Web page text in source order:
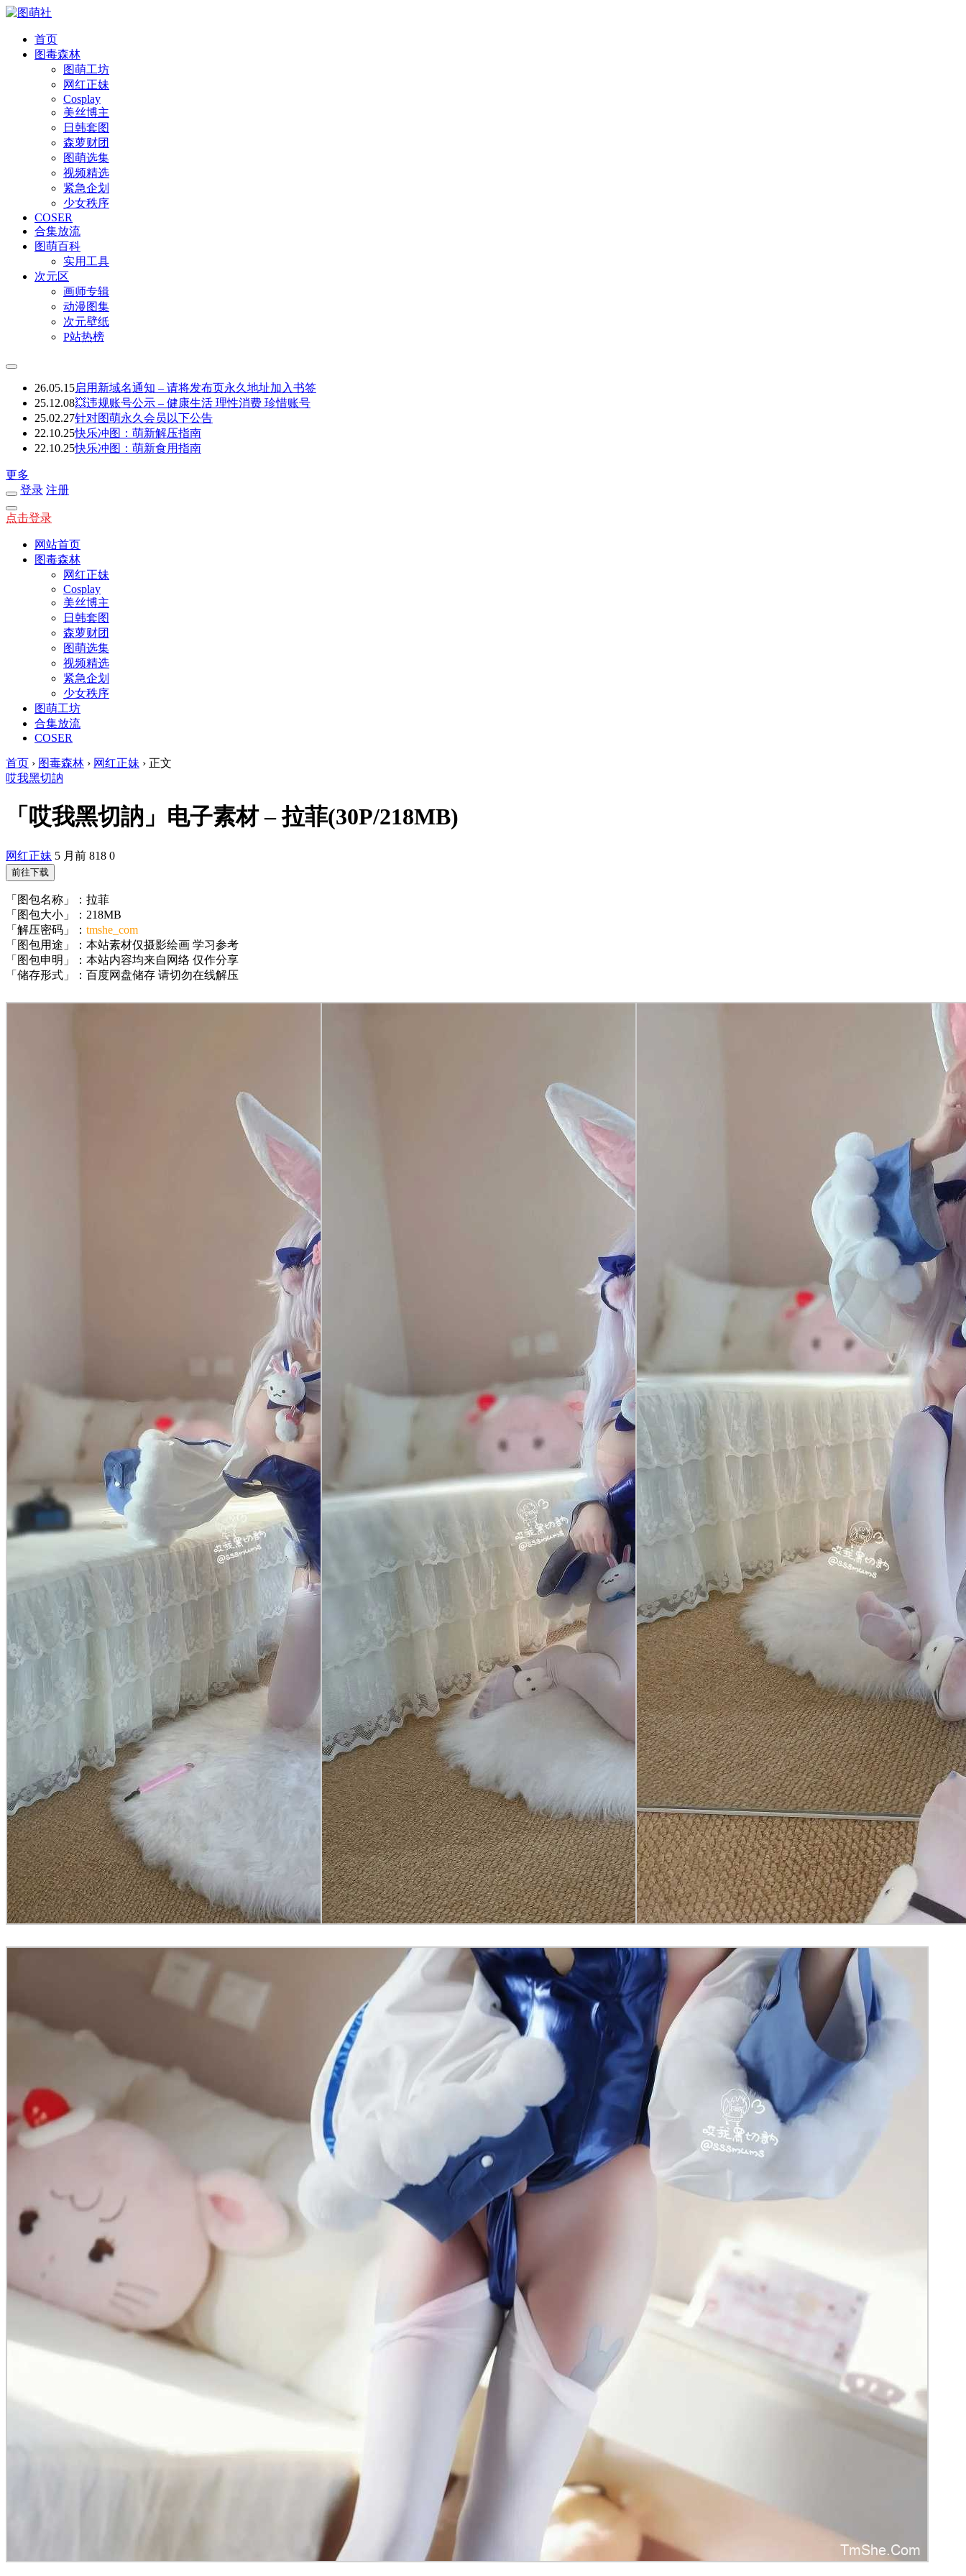
首页
图毒森林
图萌工坊
网红正妹
Cosplay
美丝博主
日韩套图
森萝财团
图萌选集
视频精选
紧急企划
少女秩序
COSER
合集放流
图萌百科
实用工具
次元区
画师专辑
动漫图集
次元壁纸
P站热榜
26.05.15启用新域名通知 – 请将发布页永久地址加入书签
25.12.08💥违规账号公示 – 健康生活 理性消费 珍惜账号
25.02.27针对图萌永久会员以下公告
22.10.25快乐冲图：萌新解压指南
22.10.25快乐冲图：萌新食用指南
更多
登录 注册
点击登录
网站首页
图毒森林
网红正妹
Cosplay
美丝博主
日韩套图
森萝财团
图萌选集
视频精选
紧急企划
少女秩序
图萌工坊
合集放流
COSER
首页 › 图毒森林 › 网红正妹 › 正文
哎我黑切訥
「哎我黑切訥」电子素材 – 拉菲(30P/218MB)
网红正妹 5 月前 818 0
前往下载
「图包名称」：拉菲
「图包大小」：218MB
「解压密码」： tmshe_com
「图包用途」：本站素材仅摄影绘画 学习参考
「图包申明」：本站内容均来自网络 仅作分享
「储存形式」：百度网盘储存 请切勿在线解压